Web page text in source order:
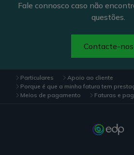
Fale connosco caso não
questões.
Contacte-nos
Particulares
Apoio ao cliente
Porque é que a minha fatura tem
Meios de pagamento
Faturas e